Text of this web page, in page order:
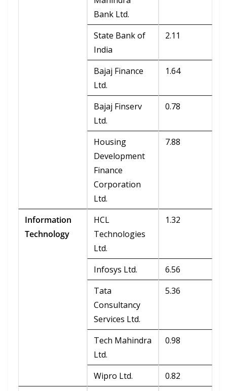
Bank Ltd.
State Bank of
India
2.11
Bajaj Finance
Ltd.
1.64
Bajaj Finserv
Ltd.
0.78
Housing
Development
Finance
Corporation
Ltd.
7.88
Information
Technology
HCL
Technologies
Ltd.
1.32
Infosys Ltd.
6.56
Tata
Consultancy
Services Ltd.
5.36
Tech Mahindra
Ltd.
0.98
Wipro Ltd.
0.82